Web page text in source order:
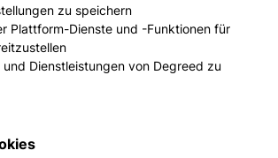
zu speichern
Plattform-Dienste und -Funktionen für
Dienstleistungen von Degreed zu